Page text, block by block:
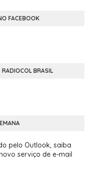
FACEBOOK
BRASIL
pelo Outlook, saiba
serviço de e-mail